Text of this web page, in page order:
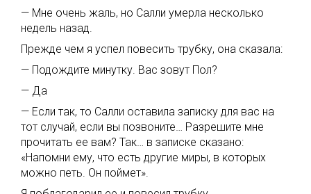
— Мне очень жаль, но Салли умерла несколько
недель назад.
Прежде чем я успел повесить трубку, она сказала:
— Подождите минутку. Вас зовут Пол?
— Да
— Если так, то Салли оставила записку для вас на
тот случай, если вы позвоните… Разрешите мне
прочитать ее вам? Так… в записке сказано:
«Напомни ему, что есть другие миры, в которых
можно петь. Он поймет».